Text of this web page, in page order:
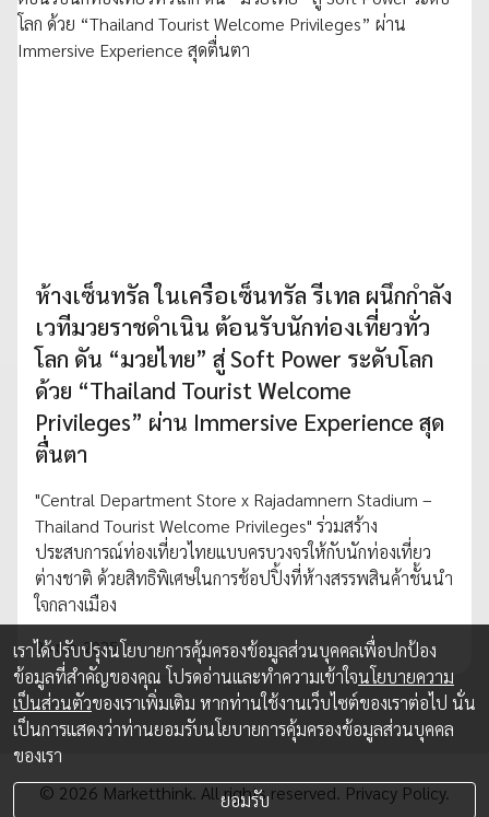
ห้างเซ็นทรัล ในเครือเซ็นทรัล รีเทล ผนึกกำลัง
เวทีมวยราชดำเนิน ต้อนรับนักท่องเที่ยวทั่ว
โลก ดัน “มวยไทย” สู่ Soft Power ระดับโลก
ด้วย “Thailand Tourist Welcome
Privileges” ผ่าน Immersive Experience สุด
ตื่นตา
"Central Department Store x Rajadamnern Stadium –
Thailand Tourist Welcome Privileges" ร่วมสร้าง
ประสบการณ์ท่องเที่ยวไทยแบบครบวงจรให้กับนักท่องเที่ยว
ต่างชาติ ด้วยสิทธิพิเศษในการช้อปปิ้งที่ห้างสรรพสินค้าชั้นนำ
ใจกลางเมือง
26 ธ.ค. 2025
© 2026 Marketthink. All rights reserved. Privacy Policy.
เราได้ปรับปรุงนโยบายการคุ้มครองข้อมูลส่วนบุคคลเพื่อปกป้อง
ข้อมูลที่สำคัญของคุณ โปรดอ่านและทำความเข้าใจนโยบายความ
เป็นส่วนตัวของเราเพิ่มเติม หากท่านใช้งานเว็บไซต์ของเราต่อไป นั่น
เป็นการแสดงว่าท่านยอมรับนโยบายการคุ้มครองข้อมูลส่วนบุคคล
ของเรา
ยอมรับ